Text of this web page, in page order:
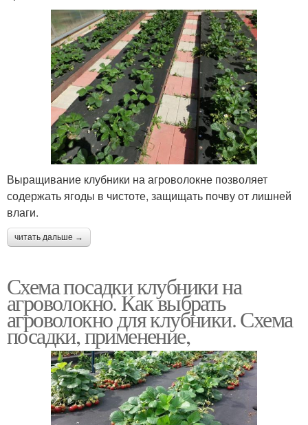
Выращивание клубники на агроволокне позволяет
содержать ягоды в чистоте, защищать почву от лишней
влаги.
читать дальше →
Схема посадки клубники на
агроволокно. Как выбрать
агроволокно для клубники. Схема
посадки, применение,